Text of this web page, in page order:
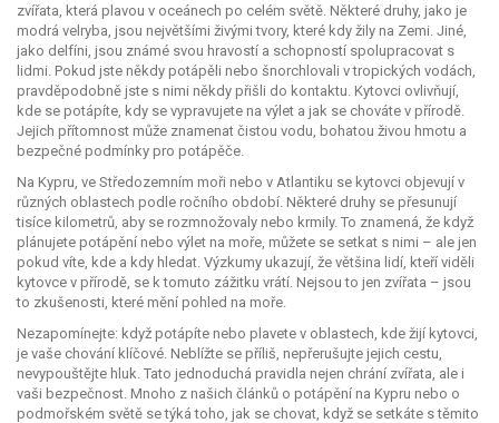
zvířata, která plavou v oceánech po celém světě. Některé druhy, jako je
modrá velryba, jsou největšími živými tvory, které kdy žily na Zemi. Jiné,
jako delfíni, jsou známé svou hravostí a schopností spolupracovat s
lidmi. Pokud jste někdy potápěli nebo šnorchlovali v tropických vodách,
pravděpodobně jste s nimi někdy přišli do kontaktu. Kytovci ovlivňují,
kde se potápíte, kdy se vypravujete na výlet a jak se chováte v přírodě.
Jejich přítomnost může znamenat čistou vodu, bohatou živou hmotu a
bezpečné podmínky pro potápěče.
Na Kypru, ve Středozemním moři nebo v Atlantiku se kytovci objevují v
různých oblastech podle ročního období. Některé druhy se přesunují
tisíce kilometrů, aby se rozmnožovaly nebo krmily. To znamená, že když
plánujete potápění nebo výlet na moře, můžete se setkat s nimi – ale jen
pokud víte, kde a kdy hledat. Výzkumy ukazují, že většina lidí, kteří viděli
kytovce v přírodě, se k tomuto zážitku vrátí. Nejsou to jen zvířata – jsou
to zkušenosti, které mění pohled na moře.
Nezapomínejte: když potápíte nebo plavete v oblastech, kde žijí kytovci,
je vaše chování klíčové. Neblížte se příliš, nepřerušujte jejich cestu,
nevypouštějte hluk. Tato jednoduchá pravidla nejen chrání zvířata, ale i
vaši bezpečnost. Mnoho z našich článků o potápění na Kypru nebo o
podmořském světě se týká toho, jak se chovat, když se setkáte s těmito